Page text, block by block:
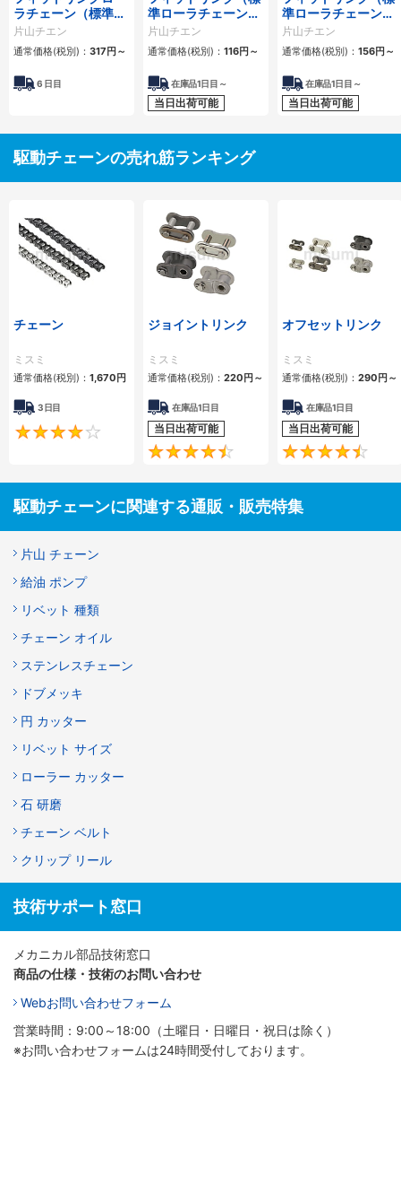
ラチェーン（標準ロ
ーラチェーン） 4列
片山チエン
通常価格(税別)： 317円～
6 日目
準ローラチェーン）
1列
片山チエン
通常価格(税別)： 116円～
在庫品1日目～
当日出荷可能
準ローラチェーン）
2列
片山チエン
通常価格(税別)： 156円～
在庫品1日目～
当日出荷可能
駆動チェーンの売れ筋ランキング
チェーン
ミスミ
通常価格(税別)： 1,670円
3日目
4.2
ジョイントリンク
ミスミ
通常価格(税別)： 220円～
在庫品1日目
当日出荷可能
4.5
オフセットリンク
ミスミ
通常価格(税別)： 290円～
在庫品1日目
当日出荷可能
駆動チェーンに関連する通販・販売特集
片山 チェーン
給油 ポンプ
リベット 種類
チェーン オイル
ステンレスチェーン
ドブメッキ
円 カッター
リベット サイズ
ローラー カッター
石 研磨
チェーン ベルト
クリップ リール
技術サポート窓口
メカニカル部品技術窓口
商品の仕様・技術のお問い合わせ
Webお問い合わせフォーム
営業時間：9:00～18:00（土曜日・日曜日・祝日は除く）
※お問い合わせフォームは24時間受付しております。